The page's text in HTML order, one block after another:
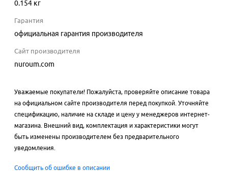
0.154 кг
Гарантия
официальная гарантия производителя
Сайт производителя
nuroum.com
Уважаемые покупатели! Пожалуйста, проверяйте описание товара
на официальном сайте производителя перед покупкой. Уточняйте
спецификацию, наличие на складе и цену у менеджеров интернет-
магазина. Внешний вид, комплектация и характеристики могут
быть изменены производителем без предварительного
уведомления.
Сообщить об ошибке в описании